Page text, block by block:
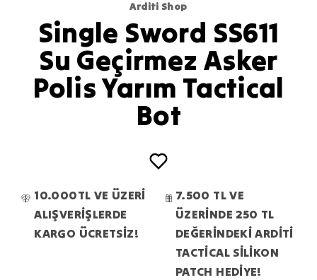
Arditi Shop
Single Sword SS611
Su Geçirmez Asker
Polis Yarım Tactical
Bot
10.000TL VE ÜZERİ
ALIŞVERİŞLERDE
KARGO ÜCRETSİZ!
7.500 TL VE
ÜZERİNDE 250 TL
DEĞERİNDEKİ ARDİTİ
TACTİCAL SİLİKON
PATCH HEDİYE!